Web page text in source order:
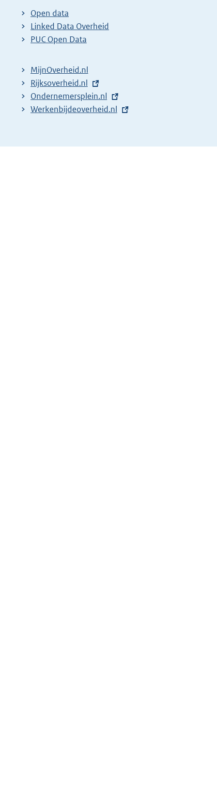
t
e
r
l
i
n
k
Open data
Linked Data Overheid
PUC Open Data
MijnOverheid.nl
E
x
t
n
Rijksoverheid.nl
E
x
r
Ondernemersplein.nl
E
e
Werkenbijdeoverheid.nl